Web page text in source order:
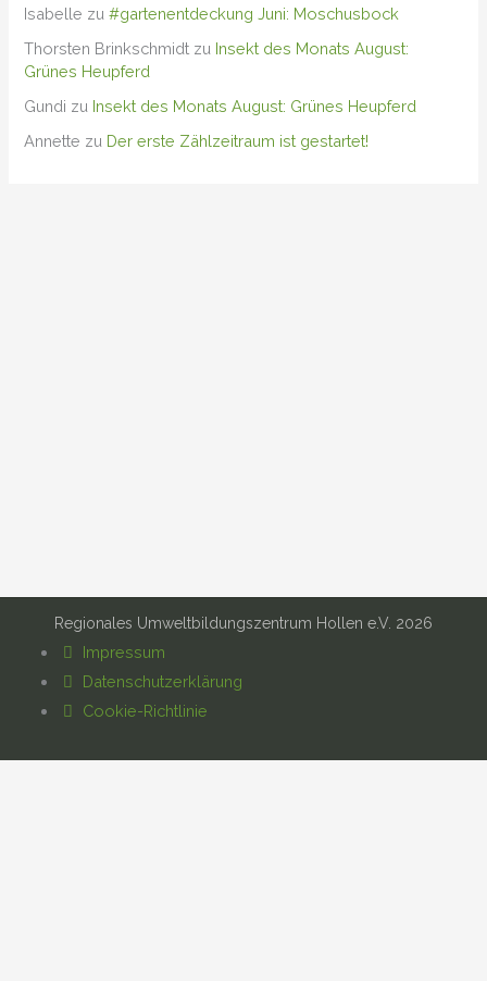
Isabelle zu#gartenentdeckung Juni: Moschusbock
Thorsten Brinkschmidt zu Insekt des Monats August:
Grünes Heupferd
Gundi zu Insekt des Monats August: Grünes Heupferd
Annette zu Der erste Zählzeitraum ist gestartet!
Regionales Umweltbildungszentrum Hollen e.V. 2026
Impressum
Datenschutzerklärung
Cookie-Richtlinie